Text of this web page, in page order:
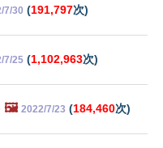
7/30 (191,797次)
7/25 (1,102,963次)
🖼️ 2022/7/23 (184,460次)